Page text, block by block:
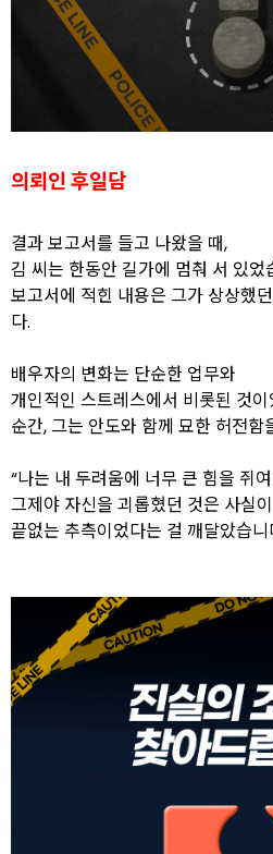
의뢰인 후일담
결과 보고서를 들고 나왔을 때,
김 씨는 한동안 길가에 멈춰 서 있었
보고서에 적힌 내용은 그가 상상했
다.
배우자의 변화는 단순한 업무와
개인적인 스트레스에서 비롯된 것이
순간, 그는 안도와 함께 묘한 허전함
“나는 내 두려움에 너무 큰 힘을 쥐
그제야 자신을 괴롭혔던 것은 사실
끝없는 추측이었다는 걸 깨달았습니